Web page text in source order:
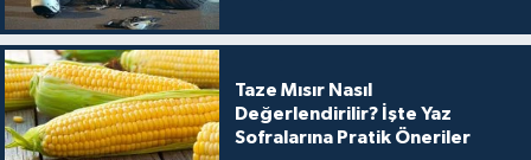
Taze Mısır Nasıl
Değerlendirilir? İşte Yaz
Sofralarına Pratik Öneriler